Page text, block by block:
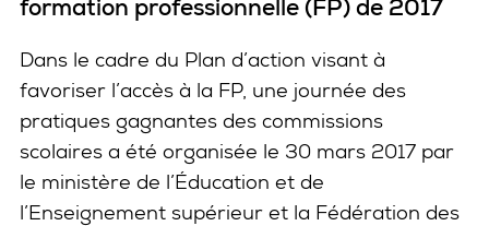
formation professionnelle (FP) de 2017
Dans le cadre du Plan d’action visant à
favoriser l’accès à la FP, une journée des
pratiques gagnantes des commissions
scolaires a été organisée le 30 mars 2017 par
le ministère de l’Éducation et de
l’Enseignement supérieur et la Fédération des